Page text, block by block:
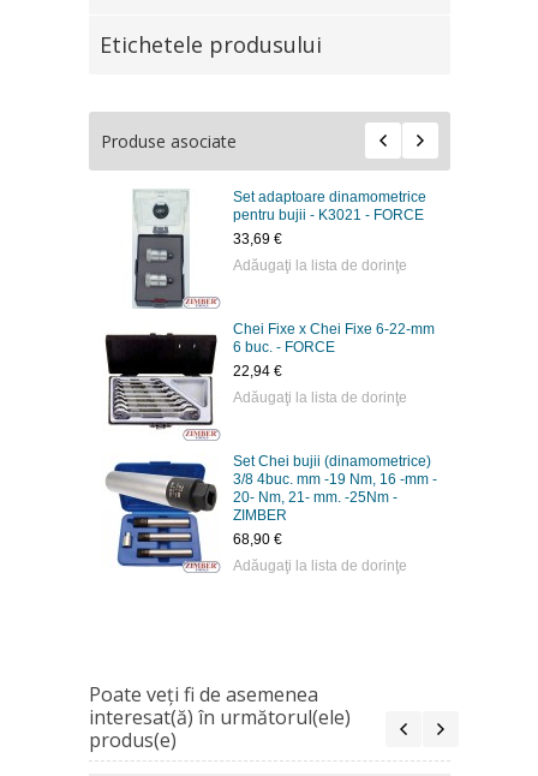
Etichetele produsului
Produse asociate
Set adaptoare dinamometrice
pentru bujii - K3021 - FORCE
33,69 €
Adăugaţi la lista de dorinţe
Chei Fixe x Chei Fixe 6-22-mm
6 buc. - FORCE
22,94 €
Adăugaţi la lista de dorinţe
Set Chei bujii (dinamometrice)
3/8 4buc. mm -19 Nm, 16 -mm -
20- Nm, 21- mm. -25Nm -
ZIMBER
68,90 €
Adăugaţi la lista de dorinţe
Poate veţi fi de asemenea
interesat(ă) în următorul(ele)
produs(e)